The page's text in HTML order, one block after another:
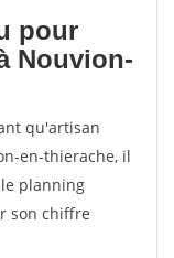
pour
Nouvion-
qu'artisan
en-thierache, il
planning
son chiffre